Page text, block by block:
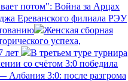
потом": Война за Арцах
Ереванского филиала РЭУ
Женская сборная
успеха,
лет
В третьем туре турнира
со счётом 3:0 победила
Албания 3:0: после разгрома